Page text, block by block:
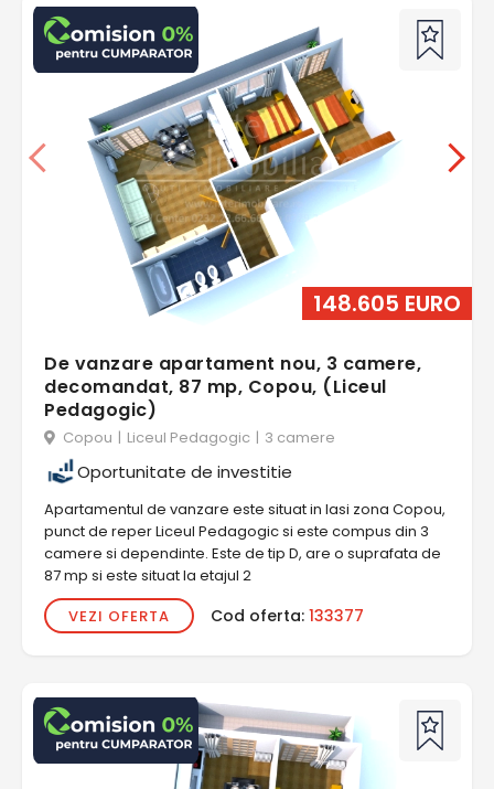
148.605 EURO
De vanzare apartament nou, 3 camere,
decomandat, 87 mp, Copou, (Liceul
Pedagogic)
Copou | Liceul Pedagogic | 3 camere
Oportunitate de investitie
Apartamentul de vanzare este situat in Iasi zona Copou,
punct de reper Liceul Pedagogic si este compus din 3
camere si dependinte. Este de tip D, are o suprafata de
87 mp si este situat la etajul 2
VEZI OFERTA
Cod oferta: 133377